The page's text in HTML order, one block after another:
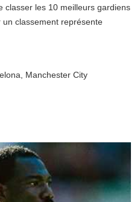
classer les 10 meilleurs gardiens
classement représente
Manchester City